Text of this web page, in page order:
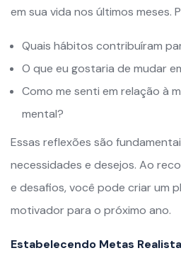
em sua vida nos últimos meses.
Quais hábitos contribuíram
O que eu gostaria de mudar
Como me senti em relação à
mental?
Essas reflexões são
necessidades e desejos. Ao
e desafios, você pode criar um
motivador para o próximo ano.
Estabelecendo Metas